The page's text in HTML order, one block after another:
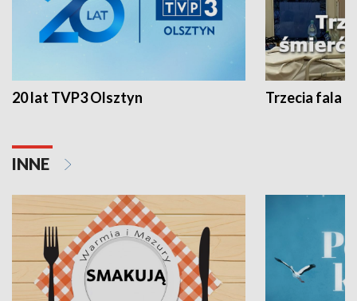
20 lat TVP3 Olsztyn Trzecia fala -
INNE